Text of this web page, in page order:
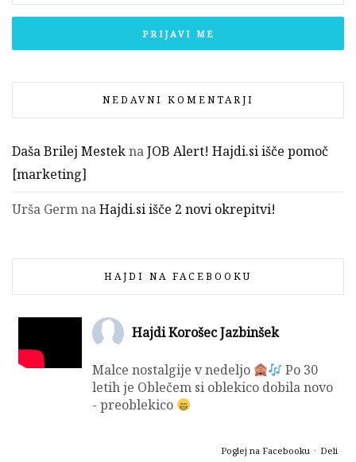
NEDAVNI KOMENTARJI
Daša Brilej MesteknaJOB Alert! Hajdi.si išče pomoč
[marketing]
Urša GermnaHajdi.si išče 2 novi okrepitvi!
HAJDI NA FACEBOOKU
Hajdi Korošec Jazbinšek
Malce nostalgije v nedeljo
Po 30
letih je Oblečem si oblekico dobila novo
- preoblekico
Poglej na Facebooku · Deli